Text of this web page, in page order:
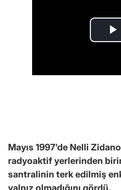
Mayıs 1997'de Nelli
radyoaktif yerlerinden
santralinin terk edilmiş
yalnız olmadığını gördü.